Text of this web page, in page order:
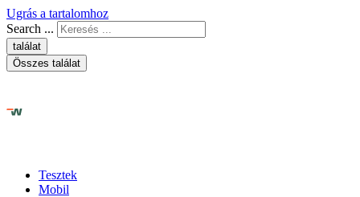
Ugrás a tartalomhoz
Search ...
találat
Összes találat
Tesztek
Mobil